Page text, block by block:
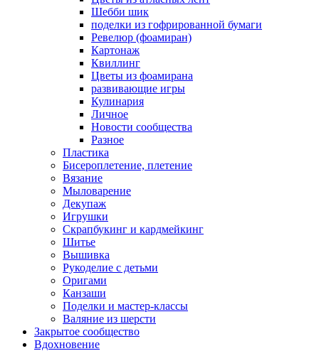
Шебби шик
поделки из гофрированной бумаги
Ревелюр (фоамиран)
Картонаж
Квиллинг
Цветы из фоамирана
развивающие игры
Кулинария
Личное
Новости сообщества
Разное
Пластика
Бисероплетение, плетение
Вязание
Мыловарение
Декупаж
Игрушки
Скрапбукинг и кардмейкинг
Шитье
Вышивка
Рукоделие с детьми
Оригами
Канзаши
Поделки и мастер-классы
Валяние из шерсти
Закрытое сообщество
Вдохновение